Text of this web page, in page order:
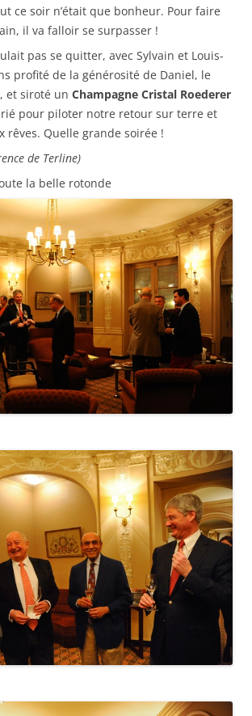
ce soir n’était que bonheur. Pour faire
il va falloir se surpasser !
pas se quitter, avec Sylvain et Louis-
profité de la générosité de Daniel, le
et siroté un Champagne Cristal Roederer
pour piloter notre retour sur terre et
rêves. Quelle grande soirée !
de Terline)
la belle rotonde